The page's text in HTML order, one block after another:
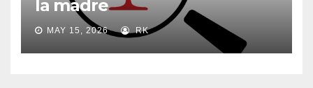
la madre
MAY 15, 2026 RK